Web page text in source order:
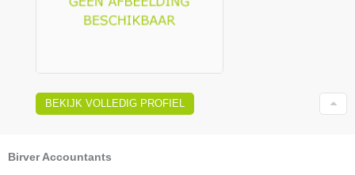
BEKIJK VOLLEDIG PROFIEL
Birver Accountants